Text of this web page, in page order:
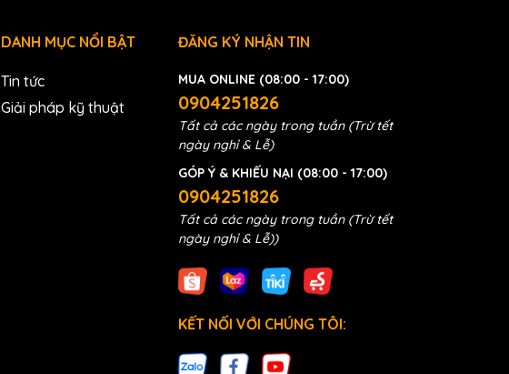
DANH MỤC NỔI BẬT
Tin tức
Giải pháp kỹ thuật
ĐĂNG KÝ NHẬN TIN
MUA ONLINE (08:00 - 17:00)
0904251826
Tất cả các ngày trong tuần (Trừ tết
ngày nghỉ & Lễ)
GÓP Ý & KHIẾU NẠI (08:00 - 17:00)
0904251826
Tất cả các ngày trong tuần (Trừ tết
ngày nghỉ & Lễ))
KẾT NỐI VỚI CHÚNG TÔI: